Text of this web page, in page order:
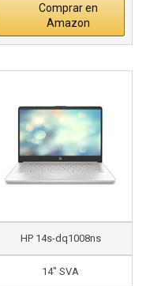
Comprar en
Amazon
HP 14s-dq1008ns
14″ SVA